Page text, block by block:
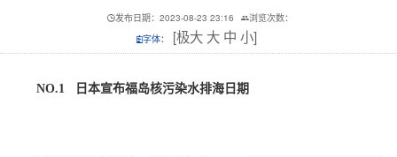
发布日期：2023-08-23 23:16
浏览次数：
字体：
[极大 大 中 小]
NO.1 日本宣布福岛核污染水排海日期